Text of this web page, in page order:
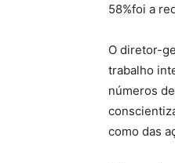
58%foi a
O diretor-
trabalho
números
como das